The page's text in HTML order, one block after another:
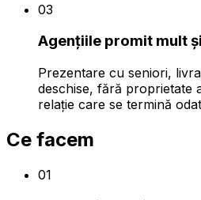
03
Agențiile promit mult
Prezentare cu seniori,
deschise, fără proprietate
relație care se termină
Ce facem
01